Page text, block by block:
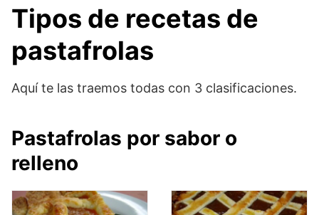
Tipos de recetas de
pastafrolas
Aquí te las traemos todas con 3 clasificaciones.
Pastafrolas por sabor o
relleno